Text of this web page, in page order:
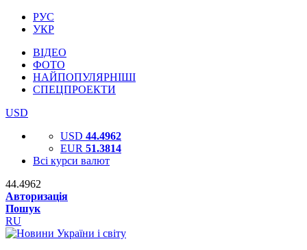
РУС
УКР
ВІДЕО
ФОТО
НАЙПОПУЛЯРНІШІ
СПЕЦПРОЕКТИ
USD
USD 44.4962
EUR 51.3814
Всі курси валют
44.4962
Авторизація
Пошук
RU